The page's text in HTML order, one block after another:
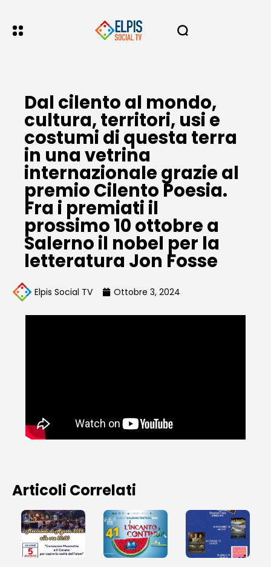
Dal cilento al mondo,
cultura, territori, usi e
costumi di questa terra
in una vetrina
internazionale grazie al
premio Cilento Poesia.
Fra i premiati il
prossimo 10 ottobre a
Salerno il nobel per la
letteratura Jon Fosse
Elpis Social TV Ottobre 3, 2024
Articoli Correlati